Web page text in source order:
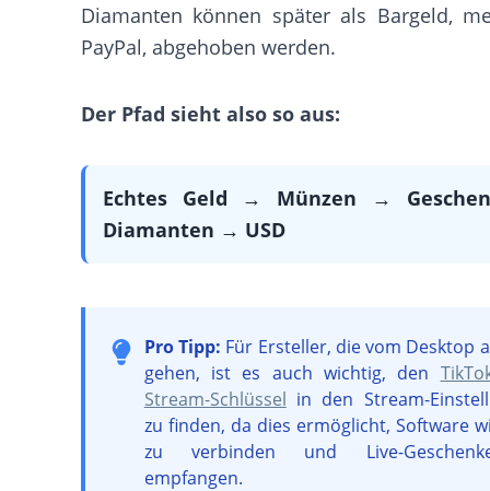
Diamanten können später als Bargeld,
PayPal, abgehoben werden.
Der Pfad sieht also so aus:
Echtes Geld → Münzen →
Diamanten → USD
Pro Tipp: Für Ersteller, die vom Desktop
gehen, ist es auch wichtig, den
Stream-Schlüssel in den Stream-
zu finden, da dies ermöglicht, Software
zu verbinden und Live-
empfangen.